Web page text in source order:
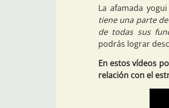
La afamada
tiene una parte
de todas sus
podrás lograr
En estos vídeos
relación con el